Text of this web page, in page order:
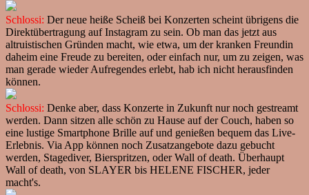
Schlossi: Der neue heiße Scheiß bei Konzerten scheint übrigens die
Direktübertragung auf Instagram zu sein. Ob man das jetzt aus
altruistischen Gründen macht, wie etwa, um der kranken Freundin
daheim eine Freude zu bereiten, oder einfach nur, um zu zeigen, was
man gerade wieder Aufregendes erlebt, hab ich nicht herausfinden
können.
Schlossi: Denke aber, dass Konzerte in Zukunft nur noch gestreamt
werden. Dann sitzen alle schön zu Hause auf der Couch, haben so
eine lustige Smartphone Brille auf und genießen bequem das Live-
Erlebnis. Via App können noch Zusatzangebote dazu gebucht
werden, Stagediver, Bierspritzen, oder Wall of death. Überhaupt
Wall of death, von SLAYER bis HELENE FISCHER, jeder
macht's.